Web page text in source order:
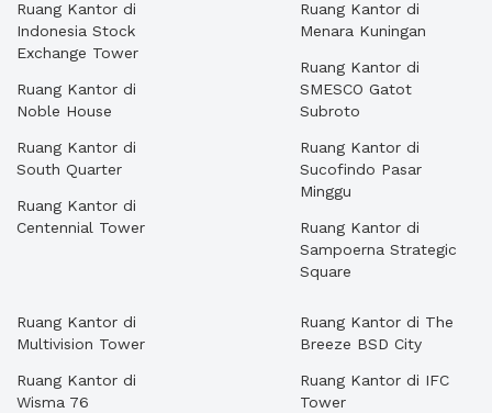
Ruang Kantor di
Indonesia Stock
Exchange Tower
Ruang Kantor di
Noble House
Ruang Kantor di
South Quarter
Ruang Kantor di
Centennial Tower
Ruang Kantor di
Menara Kuningan
Ruang Kantor di
SMESCO Gatot
Subroto
Ruang Kantor di
Sucofindo Pasar
Minggu
Ruang Kantor di
Sampoerna Strategic
Square
Ruang Kantor di
Multivision Tower
Ruang Kantor di
Wisma 76
Ruang Kantor di The
Breeze BSD City
Ruang Kantor di IFC
Tower